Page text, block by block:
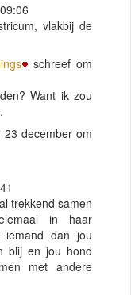
vlakbij de
schreef om
Want ik zou
23 december om
trekkend samen
in haar
iemand dan jou
blij en jou hond
met andere